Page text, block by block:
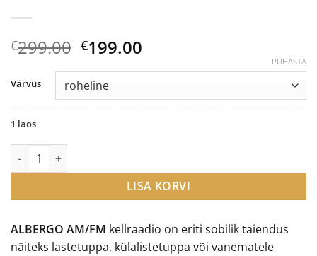
€299.00 Algne
oli:
€299.00.
€199.00
€199.00.
ALBERGO AM/FM kellraadio on eriti sobilik täiendus
näiteks lastetuppa, külalistetuppa või vanematele
Värvus
PUHASTA
1 laos
Tivoli Audio Albergo AM/FM kellraadio koos Bluetoothiga kogus
LISA KORVI